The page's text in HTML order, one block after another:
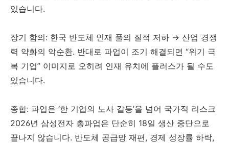
있습니다.
장기 함의: 한국 반도체 인재 풀의 질적 저하 → 산업 경쟁
력 약화의 악순환. 반대로 파업이 조기 해결되면 “위기 극
복 기업” 이미지로 오히려 인재 유치에 플러스가 될 수도
있습니다.
종합: 파업은 ‘한 기업의 노사 갈등’을 넘어 국가적 리스크
2026년 삼성전자 총파업은 단순히 18일 생산 중단으로
끝나지 않습니다. 반도체 공급망 재편, 경제 성장률 하락,